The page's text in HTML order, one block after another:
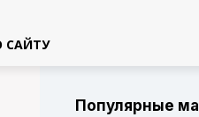
САЙТУ
Популярные